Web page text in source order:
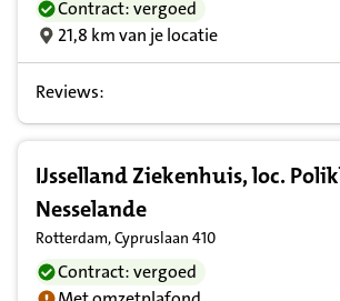
Contract: vergoed
21,8 km van je locatie
Reviews:
IJsselland Ziekenhuis, loc.
Nesselande
Rotterdam, Cypruslaan 410
Contract: vergoed